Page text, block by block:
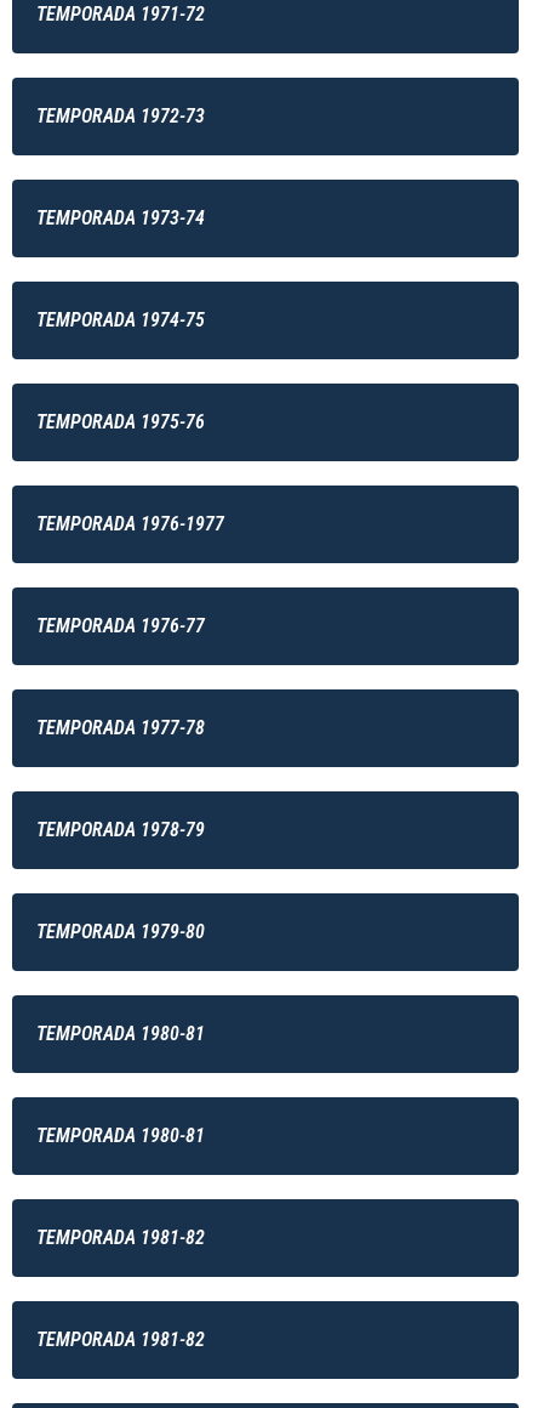
TEMPORADA 1971-72
TEMPORADA 1972-73
TEMPORADA 1973-74
TEMPORADA 1974-75
TEMPORADA 1975-76
TEMPORADA 1976-1977
TEMPORADA 1976-77
TEMPORADA 1977-78
TEMPORADA 1978-79
TEMPORADA 1979-80
TEMPORADA 1980-81
TEMPORADA 1980-81
TEMPORADA 1981-82
TEMPORADA 1981-82